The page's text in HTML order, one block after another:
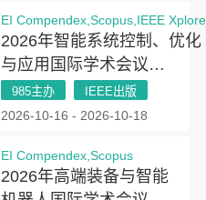
EI Compendex,Scopus,IEEE Xplore
2026年智能系统控制、优化
与应用国际学术会议
（ISCOA 2026）
985主办 IEEE出版
2026-10-16 - 2026-10-18
EI Compendex,Scopus
2026年高端装备与智能